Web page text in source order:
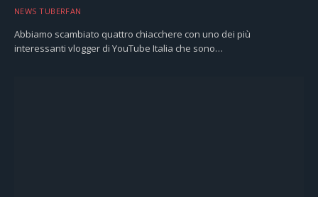
NEWS TUBERFAN
Abbiamo scambiato quattro chiacchere con uno dei più
interessanti vlogger di YouTube Italia che sono…